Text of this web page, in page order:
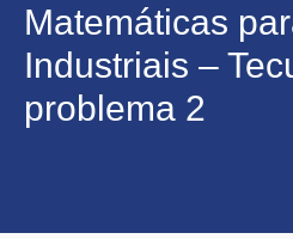
Matemáticas
Industriais –
problema 2